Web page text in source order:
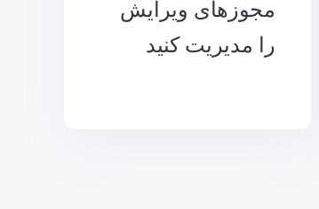
مجوزهای ویرایش
را مدیریت کنید